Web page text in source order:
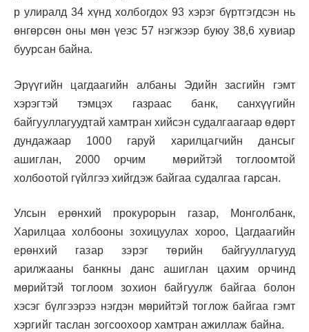
р улиралд 34 хүнд холбогдох 93 хэрэг бүртгэгдсэн нь
өнгөрсөн оны мөн үеэс 57 нэгжээр буюу 38,6 хувиар
буурсан байна.
Эрүүгийн цагдаагийн албаны Эдийн засгийн гэмт
хэрэгтэй тэмцэх газраас банк, санхүүгийн
байгууллагуудтай хамтран хийсэн судалгаагаар өдөрт
дундажаар 1000 гаруй харилцагчийн дансыг
ашиглан, 2000 орчим мөрийтэй тоглоомтой
холбоотой гүйлгээ хийгдэж байгаа судалгаа гарсан.
Улсын ерөнхий прокурорын газар, Монголбанк,
Харилцаа холбооны зохицуулах хороо, Цагдаагийн
ерөнхий газар зэрэг төрийн байгууллагууд
арилжааны банкны данс ашиглан цахим орчинд
мөрийтэй тоглоом зохион байгуулж байгаа болон
хэсэг бүлгээрээ нэгдэн мөрийтэй тоглож байгаа гэмт
хэргийг таслан зогсоохоор хамтран ажиллаж байна.